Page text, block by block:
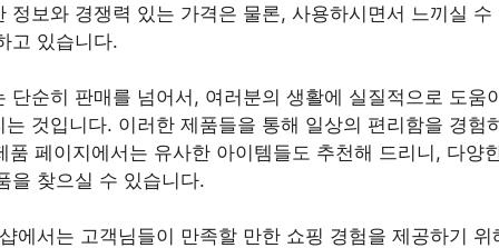
정보와 경쟁력 있는 가격은 물론, 사용하시면서 느끼실 수
고 있습니다.
단순히 판매를 넘어서, 여러분의 생활에 실질적으로 도움
는 것입니다. 이러한 제품들을 통해 일상의 편리함을 경험
품 페이지에서는 유사한 아이템들도 추천해 드리니, 다양
을 찾으실 수 있습니다.
에서는 고객님들이 만족할 만한 쇼핑 경험을 제공하기 위